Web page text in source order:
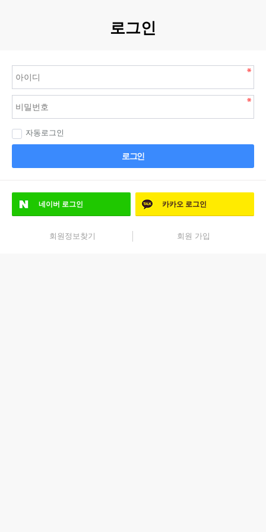
로그인
자동로그인
로그인
네이버 로그인 카카오 로그인
회원정보찾기 회원 가입